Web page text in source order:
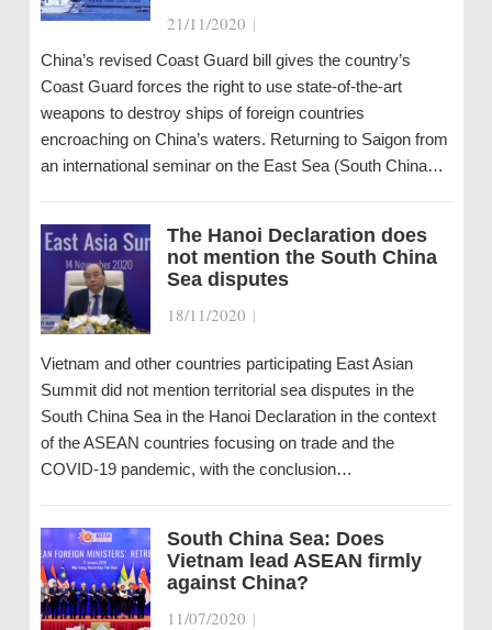
21/11/2020 |
China’s revised Coast Guard bill gives the country’s
Coast Guard forces the right to use state-of-the-art
weapons to destroy ships of foreign countries
encroaching on China’s waters. Returning to Saigon from
an international seminar on the East Sea (South China…
The Hanoi Declaration does
not mention the South China
Sea disputes
18/11/2020 |
Vietnam and other countries participating East Asian
Summit did not mention territorial sea disputes in the
South China Sea in the Hanoi Declaration in the context
of the ASEAN countries focusing on trade and the
COVID-19 pandemic, with the conclusion…
South China Sea: Does
Vietnam lead ASEAN firmly
against China?
11/07/2020 |